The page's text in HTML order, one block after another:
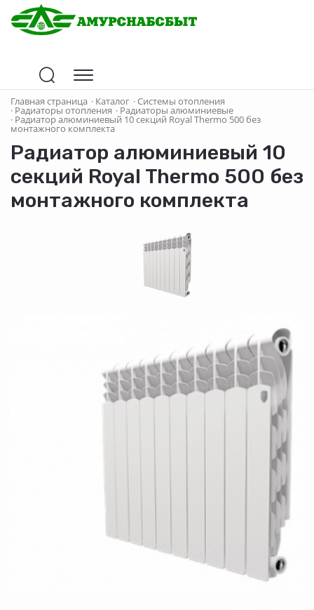
Главная страница · Каталог ·Системы отопления
· Радиаторы отопления · Радиаторы алюминиевые
· Радиатор алюминиевый 10 секций Royal Thermo 500 без
монтажного комплекта
Радиатор алюминиевый 10
секций Royal Thermo 500 без
монтажного комплекта